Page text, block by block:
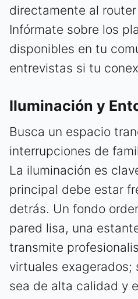
directamente al
Infórmate sobre los
disponibles en tu
entrevistas si tu
Iluminación y
Busca un espacio
interrupciones de
La iluminación es
principal debe estar
detrás. Un fondo
pared lisa, una
transmite
virtuales exagerados;
sea de alta calidad y